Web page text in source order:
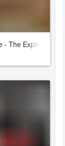
- The Explorer's